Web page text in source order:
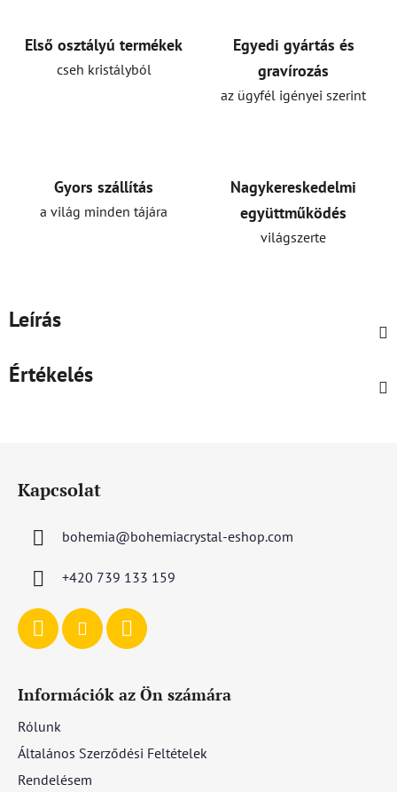
Első osztályú termékek
cseh kristályból
Egyedi gyártás és
gravírozás
az ügyfél igényei szerint
Gyors szállítás
a világ minden tájára
Nagykereskedelmi
együttműködés
világszerte
Leírás
Értékelés
Kapcsolat
bohemia@bohemiacrystal-eshop.com
+420 739 133 159
Információk az Ön számára
Rólunk
Általános Szerződési Feltételek
Rendelésem